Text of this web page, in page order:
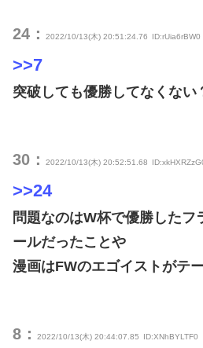
24： 2022/10/13(木) 20:51:24.76 ID:rUia6rBW0
>>7
突破しても優勝してなくない
30： 2022/10/13(木) 20:52:51.68
>>24
問題なのはW杯で優勝したフ
ールだったことや
漫画はFWのエゴイストがテ
8： 2022/10/13(木) 20:44:07.85 ID:XNhBYLTF0